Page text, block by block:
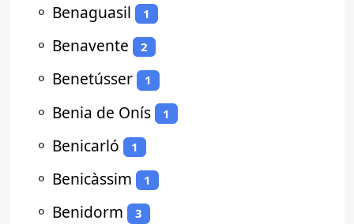
⚬ Benaguasil 1
⚬ Benavente 2
⚬ Benetússer 1
⚬ Benia de Onís 1
⚬ Benicarló 1
⚬ Benicàssim 1
⚬ Benidorm 3